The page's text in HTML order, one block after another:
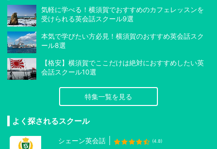
気軽に学べる！横須賀でおすすめのカフェレッスンを
受けられる英会話スクール9選
本気で学びたい方必見！横須賀のおすすめ英会話スク
ール8選
【格安】横須賀でここだけは絶対におすすめしたい英
会話スクール10選
特集一覧を見る
よく探されるスクール
シェーン英会話 (4.8)